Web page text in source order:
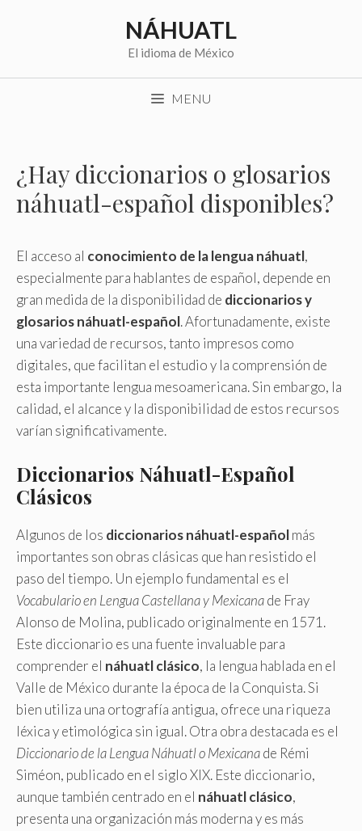
NÁHUATL
El idioma de México
MENU
¿Hay diccionarios o glosarios
náhuatl-español disponibles?
El acceso al conocimiento de la lengua náhuatl,
especialmente para hablantes de español, depende en
gran medida de la disponibilidad de diccionarios y
glosarios náhuatl-español. Afortunadamente, existe
una variedad de recursos, tanto impresos como
digitales, que facilitan el estudio y la comprensión de
esta importante lengua mesoamericana. Sin embargo, la
calidad, el alcance y la disponibilidad de estos recursos
varían significativamente.
Diccionarios Náhuatl-Español
Clásicos
Algunos de los diccionarios náhuatl-españolmás
importantes son obras clásicas que han resistido el
paso del tiempo. Un ejemplo fundamental es el
Vocabulario en Lengua Castellana y Mexicanade Fray
Alonso de Molina, publicado originalmente en 1571.
Este diccionario es una fuente invaluable para
comprender el náhuatl clásico, la lengua hablada en el
Valle de México durante la época de la Conquista. Si
bien utiliza una ortografía antigua, ofrece una riqueza
léxica y etimológica sin igual. Otra obra destacada es el
Diccionario de la Lengua Náhuatl o Mexicanade Rémi
Siméon, publicado en el siglo XIX. Este diccionario,
aunque también centrado en el náhuatl clásico,
presenta una organización más moderna y es más